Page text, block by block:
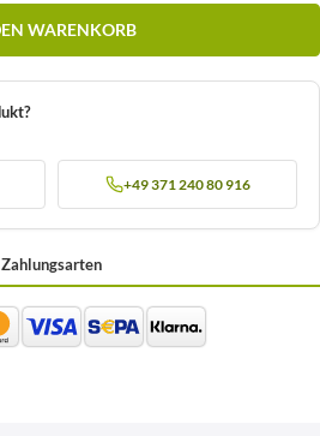
WARENKORB
+49 371 240 80 916
Zahlungsarten